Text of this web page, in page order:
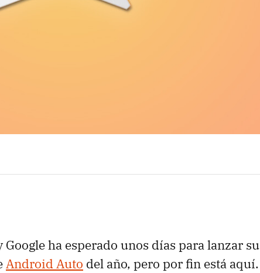
ha esperado unos días para lanzar su
Android Auto del año, pero por fin está aquí.